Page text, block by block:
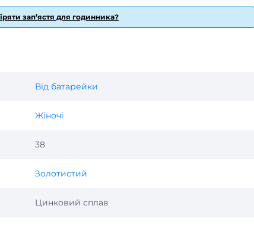
зап’ястя для годинника?
Від батарейки
Жіночі
38
Золотистий
Цинковий сплав